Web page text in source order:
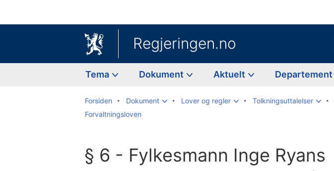
Regjeringen.no
Tema Dokument Aktuelt Departement
Forsiden Dokument Lover og regler Tolkningsuttalelser
Forvaltningsloven
§ 6 - Fylkesmann Inge Ryans